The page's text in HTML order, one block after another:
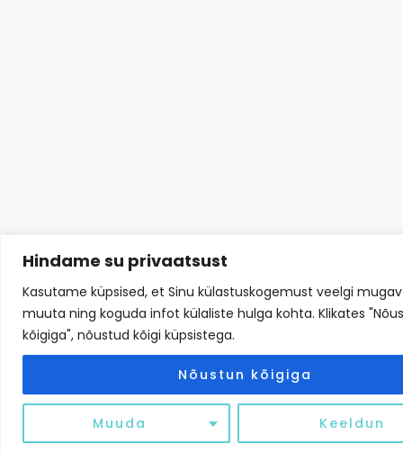
Hindame su privaatsust
Kasutame küpsised, et Sinu külastuskogemust veelgi
muuta ning koguda infot külaliste hulga kohta. Klikates
kõigiga", nõustud kõigi küpsistega.
Muuda Keeldun
Nõustun kõigiga